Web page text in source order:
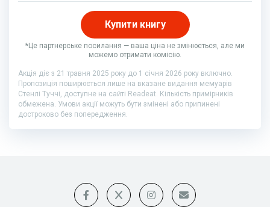
Купити книгу
*Це партнерське посилання — ваша ціна не змінюється, але ми
можемо отримати комісію.
Акція діє з 21 травня 2025 року до 1 січня 2026 року включно.
Пропозиція поширюється лише на вказане видання мемуарів
Стенлі Туччі, доступне на сайті Readeat. Кількість примірників
обмежена. Умови акції можуть бути змінені або припинені
достроково без попередження.